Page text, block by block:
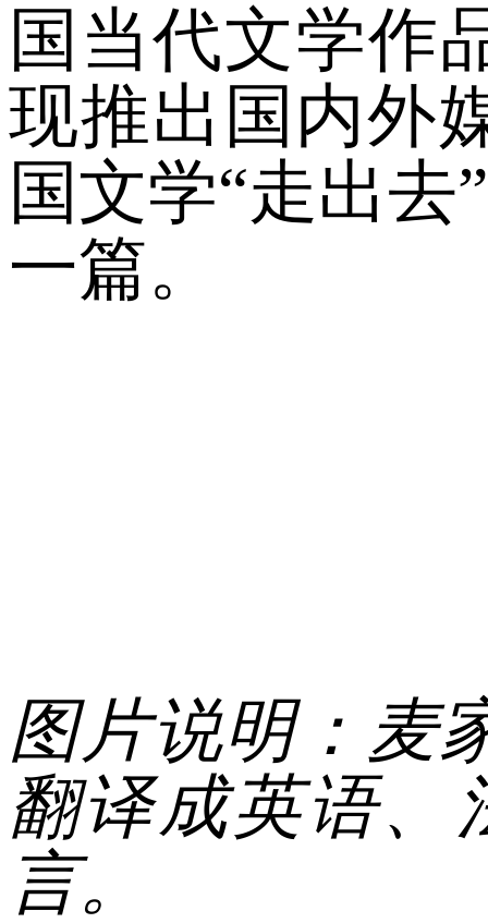
国当代文学作
现推出国内外
国文学“走出
一篇。
图片说明：麦
翻译成英语、
言。